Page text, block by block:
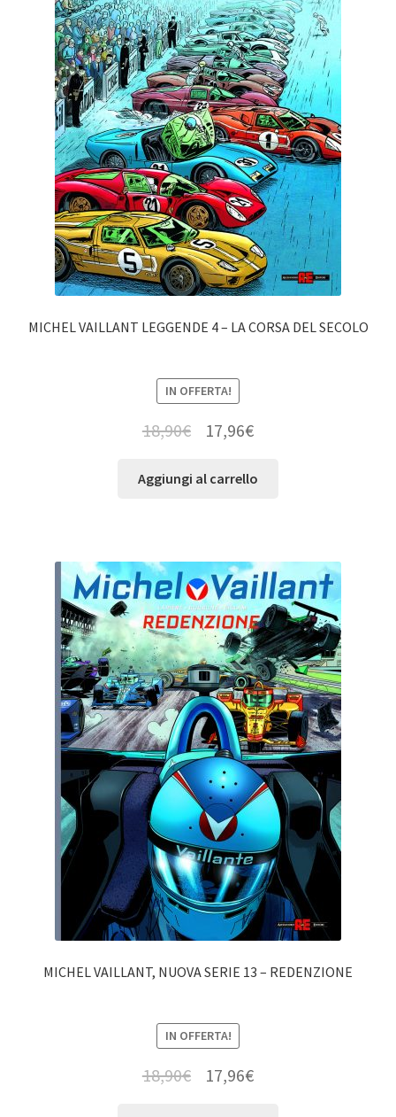
MICHEL VAILLANT LEGGENDE 4 – LA CORSA DEL SECOLO
IN OFFERTA!
18,90€ 17,96€
Aggiungi al carrello
MICHEL VAILLANT, NUOVA SERIE 13 – REDENZIONE
IN OFFERTA!
18,90€ 17,96€